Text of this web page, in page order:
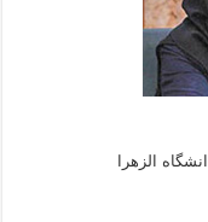
الزهرا